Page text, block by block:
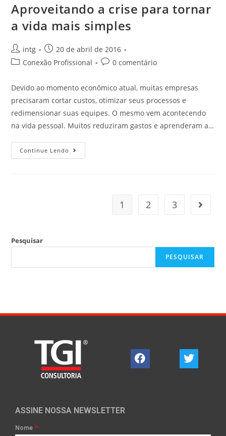
Aproveitando a crise para tornar
a vida mais simples
intg
20 de abril de 2016
Conexão Profissional
0 comentário
Devido ao momento econômico atual, muitas empresas
precisaram cortar custos, otimizar seus processos e
redimensionar suas equipes. O mesmo vem acontecendo
na vida pessoal. Muitos reduziram gastos e aprenderam a…
Continue Lendo
1 2 3
Pesquisar
PESQUISAR
ASSINE NOSSA NEWSLETTER
Nome